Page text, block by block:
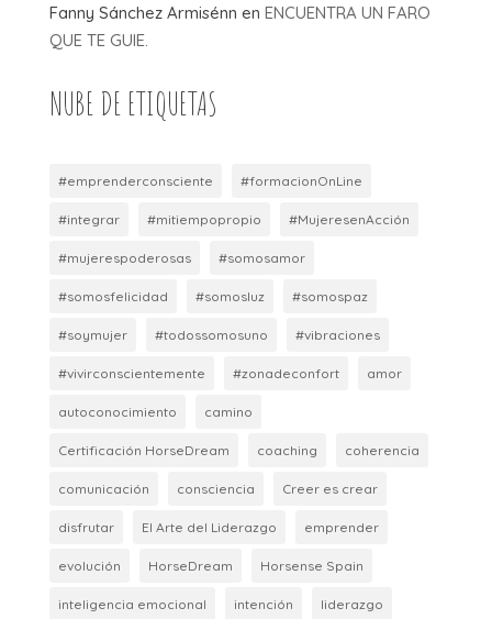
Fanny Sánchez Armisénn en ENCUENTRA UN FARO
QUE TE GUIE.
NUBE DE ETIQUETAS
#emprenderconsciente #formacionOnLine
#integrar #mitiempopropio #MujeresenAcción
#mujerespoderosas #somosamor
#somosfelicidad #somosluz #somospaz
#soymujer #todossomosuno #vibraciones
#vivirconscientemente #zonadeconfort amor
autoconocimiento camino
Certificación HorseDream coaching coherencia
comunicación consciencia Creer es crear
disfrutar El Arte del Liderazgo emprender
evolución HorseDream Horsense Spain
inteligencia emocional intención liderazgo